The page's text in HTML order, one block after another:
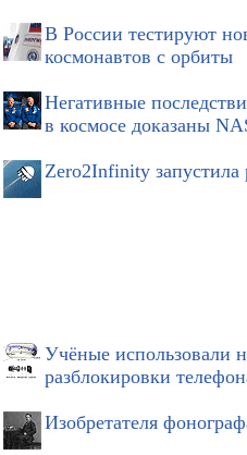
В России тестируют
космонавтов с орбиты
Негативные
в космосе доказаны
Zero2Infinity запустила
Учёные использовали
разблокировки
Изобретателя